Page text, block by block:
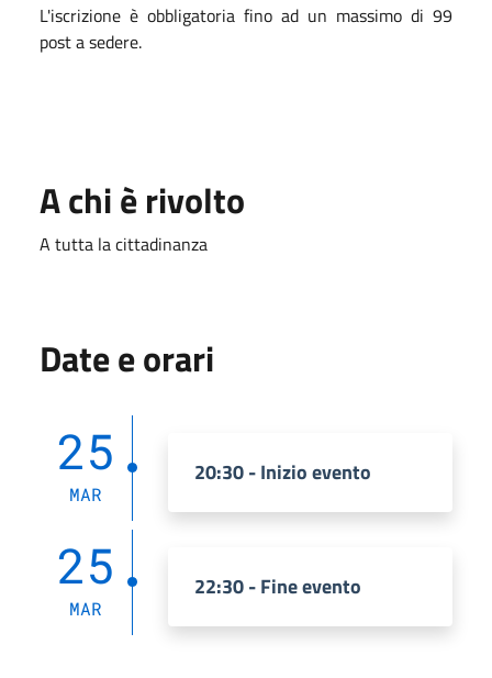
L'iscrizione è obbligatoria fino ad un massimo di 99
post a sedere.
A chi è rivolto
A tutta la cittadinanza
Date e orari
25
MAR
20:30 - Inizio evento
25
MAR
22:30 - Fine evento